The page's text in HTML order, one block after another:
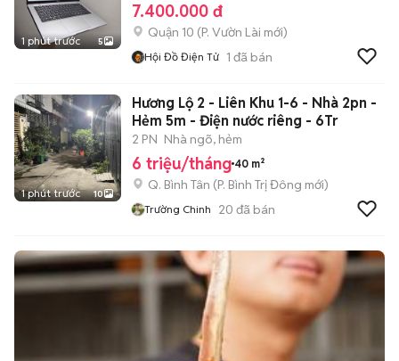
1 phút trước 5
7.400.000 đ
Quận 10 (P. Vườn Lài mới)
Hội Đồ Điện Tử 1 đã bán
1 phút trước 10
Hương Lộ 2 - Liên Khu 1-6 - Nhà 2pn -
Hẻm 5m - Điện nước riêng - 6Tr
2 PN Nhà ngõ, hẻm
6 triệu/tháng 40 m²
Q. Bình Tân (P. Bình Trị Đông mới)
Trường Chinh 20 đã bán